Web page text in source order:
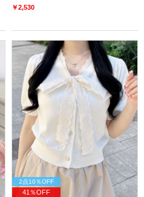
￥2,530
2点10％OFF
41％OFF